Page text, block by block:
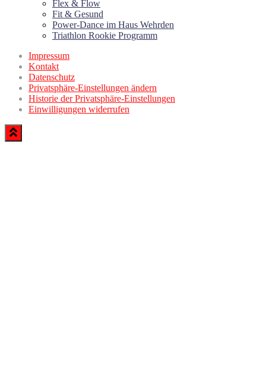
Flex & Flow
Fit & Gesund
Power-Dance im Haus Wehrden
Triathlon Rookie Programm
Impressum
Kontakt
Datenschutz
Privatsphäre-Einstellungen ändern
Historie der Privatsphäre-Einstellungen
Einwilligungen widerrufen